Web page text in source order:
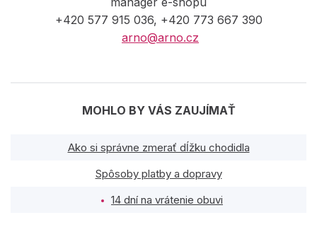
+420 577 915 036, +420 773 667 390
arno@arno.cz
MOHLO BY VÁS ZAUJÍMAŤ
Ako si správne zmerať dĺžku chodidla
Spôsoby platby a dopravy
14 dní na vrátenie obuvi